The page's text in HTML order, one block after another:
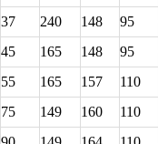
37 240 148 95
45 165 148 95
55 165 157 110
75 149 160 110